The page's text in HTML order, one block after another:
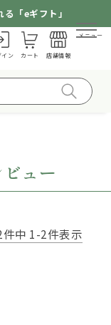
「eギフト」
イン カート 店舗情報
メニュー
ュー
件中 1-2件表示